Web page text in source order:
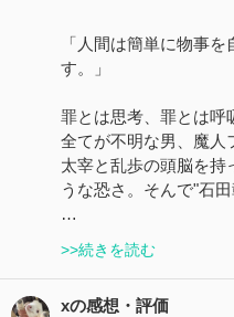
「人間は簡単に物事
す。」
罪とは思考、罪とは呼
全てが不明な男、魔人
太宰と乱歩の頭脳を持
うな恐さ。そんで"石
…
>>続きを読む
xの感想・評価